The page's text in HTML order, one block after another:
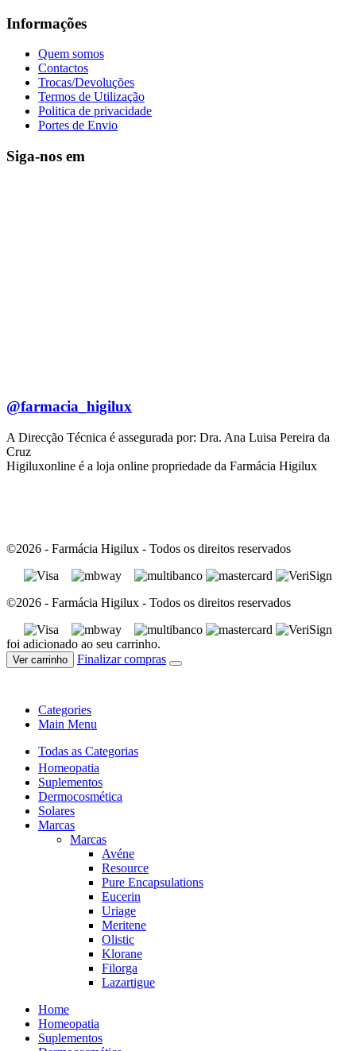
Informações
Quem somos
Contactos
Trocas/Devoluções
Termos de Utilização
Politica de privacidade
Portes de Envio
Siga-nos em
@farmacia_higilux
A Direcção Técnica é assegurada por: Dra. Ana Luisa Pereira da
Cruz
Higiluxonline é a loja online propriedade da Farmácia Higilux
©2026 - Farmácia Higilux - Todos os direitos reservados
©2026 - Farmácia Higilux - Todos os direitos reservados
foi adicionado ao seu carrinho.
Ver carrinho Finalizar compras
Categories
Main Menu
Todas as Categorias
Homeopatia
Suplementos
Dermocosmética
Solares
Marcas
Marcas
Avéne
Resource
Pure Encapsulations
Eucerin
Uriage
Meritene
Olistic
Klorane
Filorga
Lazartigue
Home
Homeopatia
Suplementos